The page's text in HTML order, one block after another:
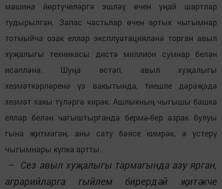
машина йөртүчеләргә эшләү өчен уңай шартлар
тудырылган. Запас частьлар өчен артык чыгымнар
тотмыйча озак еллар эксплуатацияләнә торган авыл
хуҗалыгы техникасы дистә миллион сумнар белән
исәпләнә. Шуңа өстәп, авыл хуҗалыгы
хезмәткәрләренә үз вакытында, тиешле дәрәҗәдә
хезмәт хакы түләргә кирәк. Ашлыкның чыгышы башка
еллар белән чагыштырганда бермә-бер азрак булуы
гына җитмәгән, аны сату бәясе кимрәк, ә үстерү
чыгымнары күпкә артты.
– Сез авыл хуҗалыгы тармагында азу ярган,
аграрийларга гыйлем бирердәй җитәкче